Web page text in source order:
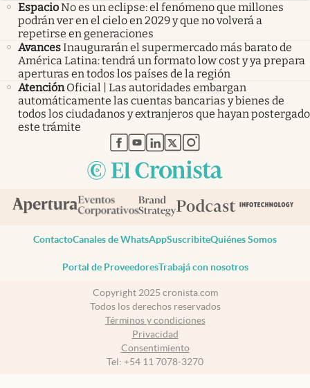
EspacioNo es un eclipse: el fenómeno que millones
podrán ver en el cielo en 2029 y que no volverá a
repetirse en generaciones
AvancesInaugurarán el supermercado más barato de
América Latina: tendrá un formato low cost y ya prepara
aperturas en todos los países de la región
Atención Oficial | Las autoridades embargan
automáticamente las cuentas bancarias y bienes de
todos los ciudadanos y extranjeros que hayan postergado
este trámite
abre en nueva pestaña
abre en nueva pestaña
abre en nueva pestaña
abre en nueva pestaña
abre en nueva pestaña
ContactoCanales de WhatsAppSuscribiteQuiénes Somos
Portal de ProveedoresTrabajá con nosotros
Copyright 2025 cronista.com
Todos los derechos reservados
Términos y condiciones
Privacidad
Consentimiento
Tel: +54 11 7078-3270